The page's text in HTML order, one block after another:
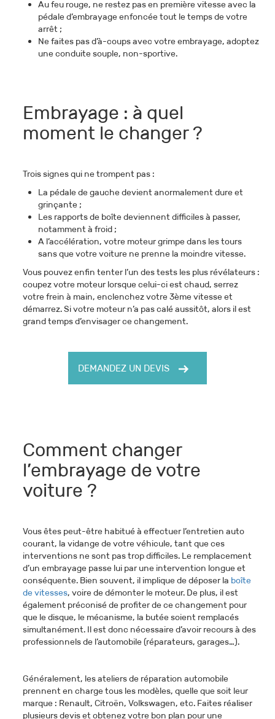
Au feu rouge, ne restez pas en première vitesse avec la
pédale d’embrayage enfoncée tout le temps de votre
arrêt ;
Ne faites pas d’à-coups avec votre embrayage, adoptez
une conduite souple, non-sportive.
Embrayage : à quel
moment le changer ?
Trois signes qui ne trompent pas :
La pédale de gauche devient anormalement dure et
grinçante ;
Les rapports de boîte deviennent difficiles à passer,
notamment à froid ;
A l’accélération, votre moteur grimpe dans les tours
sans que votre voiture ne prenne la moindre vitesse.
Vous pouvez enfin tenter l’un des tests les plus révélateurs :
coupez votre moteur lorsque celui-ci est chaud, serrez
votre frein à main, enclenchez votre 3ème vitesse et
démarrez. Si votre moteur n’a pas calé aussitôt, alors il est
grand temps d’envisager ce changement.
DEMANDEZ UN DEVIS
Comment changer
l’embrayage de votre
voiture ?
Vous êtes peut-être habitué à effectuer l’entretien auto
courant, la vidange de votre véhicule, tant que ces
interventions ne sont pas trop difficiles. Le remplacement
d’un embrayage passe lui par une intervention longue et
conséquente. Bien souvent, il implique de déposer la boîte
de vitesses, voire de démonter le moteur. De plus, il est
également préconisé de profiter de ce changement pour
que le disque, le mécanisme, la butée soient remplacés
simultanément. Il est donc nécessaire d’avoir recours à des
professionnels de l’automobile (réparateurs, garages…).
Généralement, les ateliers de réparation automobile
prennent en charge tous les modèles, quelle que soit leur
marque : Renault, Citroën, Volkswagen, etc. Faites réaliser
plusieurs devis et obtenez votre bon plan pour une